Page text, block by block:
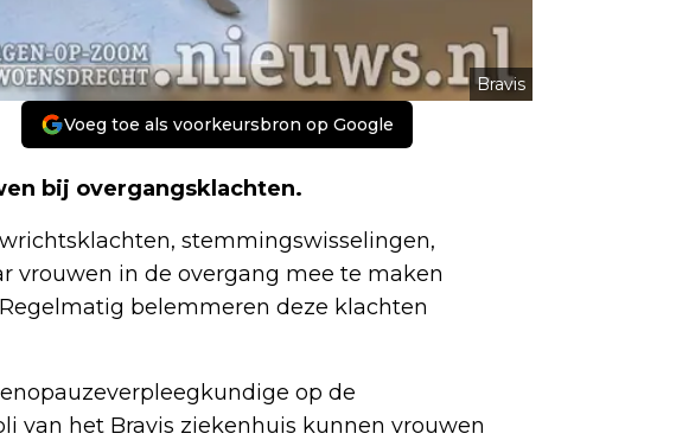
Bravis
Voeg toe als voorkeursbron op Google
bij overgangsklachten.
stemmingswisselingen,
vrouwen in de overgang mee te maken
belemmeren deze klachten
op de
van het Bravis ziekenhuis kunnen vrouwen